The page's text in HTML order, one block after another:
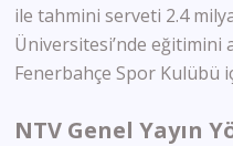
ile tahmini serveti 2.4
Üniversitesi’nde eğitimini
Fenerbahçe Spor Kulübü
NTV Genel Yayın